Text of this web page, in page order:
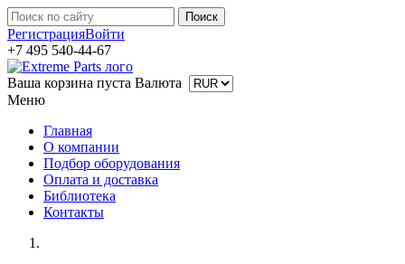
РегистрацияВойти
+7 495 540-44-67
Ваша корзина пуста Валюта
Меню
Главная
О компании
Подбор оборудования
Оплата и доставка
Библиотека
Контакты